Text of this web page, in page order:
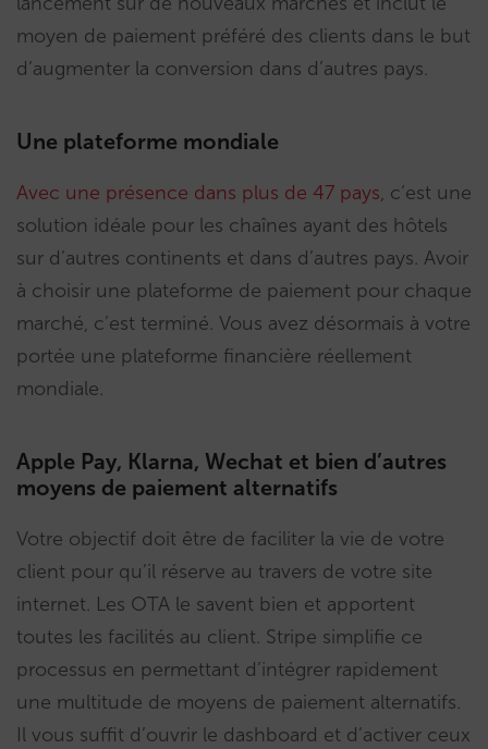
moyen de paiement préféré des clients dans le but
d’augmenter la conversion dans d’autres pays.
Une plateforme mondiale
Avec une présence dans plus de 47 pays, c‘est une
solution idéale pour les chaînes ayant des hôtels
sur d’autres continents et dans d’autres pays. Avoir
à choisir une plateforme de paiement pour chaque
marché, c’est terminé. Vous avez désormais à votre
portée une plateforme financière réellement
mondiale.
Apple Pay, Klarna, Wechat et bien d’autres
moyens de paiement alternatifs
Votre objectif doit être de faciliter la vie de votre
client pour qu’il réserve au travers de votre site
internet. Les OTA le savent bien et apportent
toutes les facilités au client. Stripe simplifie ce
processus en permettant d’intégrer rapidement
une multitude de moyens de paiement alternatifs.
Il vous suffit d’ouvrir le dashboard et d’activer ceux